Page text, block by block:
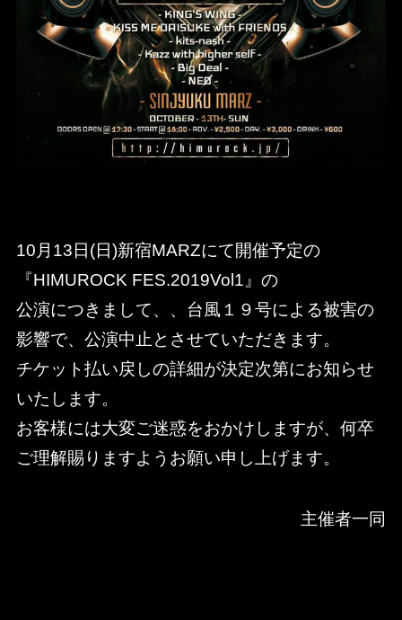
10月13日(日)新宿MARZにて開催予定の
『HIMUROCK FES.2019Vol1』の
公演につきまして、、台風１９号による被害の
影響で、 公演中止とさせていただきます。
チケット払い戻しの詳細が決定次第にお知らせ
いたします。
お客様には大変ご迷惑をおかけしますが、何卒
ご理解賜りますようお願い申し上げます。
主催者一同